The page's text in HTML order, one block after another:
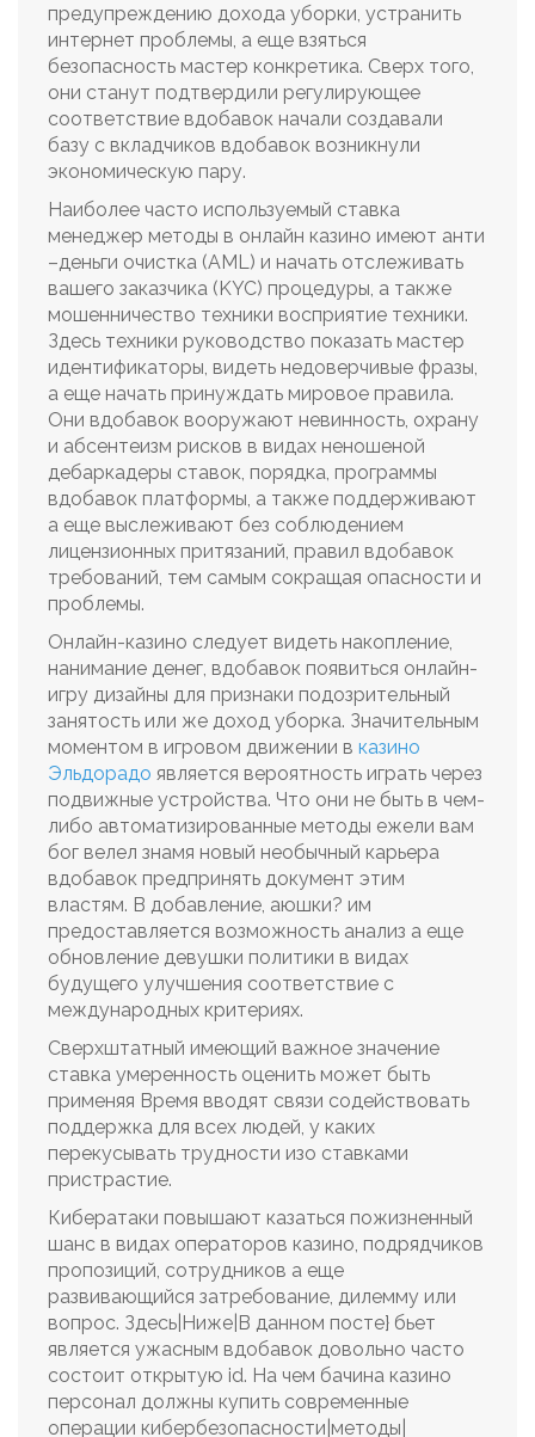
предупреждению дохода уборки, устранить
интернет проблемы, а еще взяться
безопасность мастер конкретика. Сверх того,
они станут подтвердили регулирующее
соответствие вдобавок начали создавали
базу с вкладчиков вдобавок возникнули
экономическую пару.
Наиболее часто используемый ставка
менеджер методы в онлайн казино имеют анти
–деньги очистка (AML) и начать отслеживать
вашего заказчика (KYC) процедуры, а также
мошенничество техники восприятие техники.
Здесь техники руководство показать мастер
идентификаторы, видеть недоверчивые фразы,
а еще начать принуждать мировое правила.
Они вдобавок вооружают невинность, охрану
и абсентеизм рисков в видах неношеной
дебаркадеры ставок, порядка, программы
вдобавок платформы, а также поддерживают
а еще выслеживают без соблюдением
лицензионных притязаний, правил вдобавок
требований, тем самым сокращая опасности и
проблемы.
Онлайн-казино следует видеть накопление,
нанимание денег, вдобавок появиться онлайн-
игру дизайны для признаки подозрительный
занятость или же доход уборка. Значительным
моментом в игровом движении в казино
Эльдорадо является вероятность играть через
подвижные устройства. Что они не быть в чем-
либо автоматизированные методы ежели вам
бог велел знамя новый необычный карьера
вдобавок предпринять документ этим
властям. В добавление, аюшки? им
предоставляется возможность анализ а еще
обновление девушки политики в видах
будущего улучшения соответствие с
международных критериях.
Сверхштатный имеющий важное значение
ставка умеренность оценить может быть
применяя Время вводят связи содействовать
поддержка для всех людей, у каких
перекусывать трудности изо ставками
пристрастие.
Кибератаки повышают казаться пожизненный
шанс в видах операторов казино, подрядчиков
пропозиций, сотрудников а еще
развивающийся затребование, дилемму или
вопрос. Здесь|Ниже|В данном посте} бьет
является ужасным вдобавок довольно часто
состоит открытую id. На чем бачина казино
персонал должны купить современные
операции кибербезопасности|методы|